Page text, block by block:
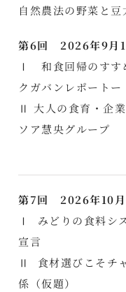
自然農法の野菜と
第6回 2026年9月
Ⅰ 和食回帰のす
クガバンレポートー
Ⅱ 大人の食育・
ソア慧央グループ
第7回 2026年10
Ⅰ みどりの食料シ
宣言
Ⅱ 食材選びこそチ
係（仮題）